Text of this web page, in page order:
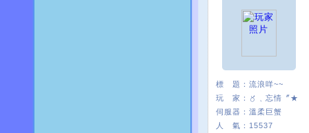
標 題： 流浪咩~~
玩 家：
〥﹑忘情〞★
伺服器： 溫柔巨蟹
人 氣： 15537